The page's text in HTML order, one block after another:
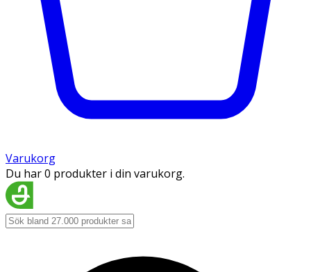
Varukorg
Du har 0 produkter i din varukorg.